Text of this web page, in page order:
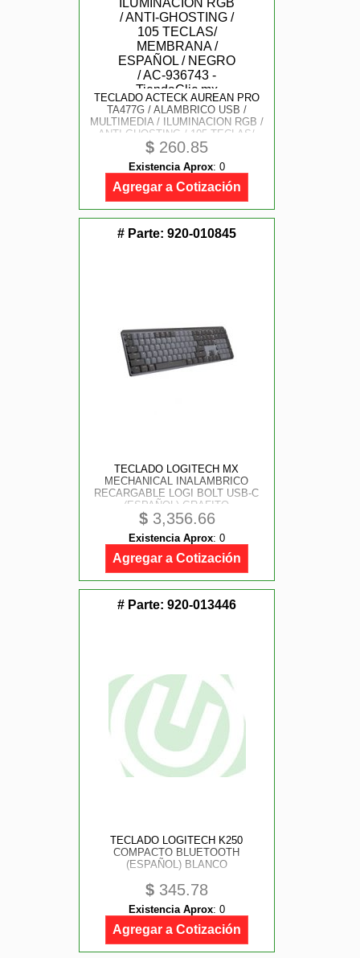
TECLADO ACTECK AUREAN PRO
TA477G / ALAMBRICO USB /
MULTIMEDIA / ILUMINACION RGB /
ANTI-GHOSTING / 105 TECLAS/
MEMBRANA / ESPAÑOL / NEGRO /
$ 260.85
Existencia Aprox: 0
Agregar a Cotización
# Parte: 920-010845
TECLADO LOGITECH MX
MECHANICAL INALAMBRICO
RECARGABLE LOGI BOLT USB-C
(ESPAÑOL) GRAFITO
$3,356.66
Existencia Aprox: 0
Agregar a Cotización
# Parte: 920-013446
TECLADO LOGITECH K250
COMPACTO BLUETOOTH
(ESPAÑOL) BLANCO
$ 345.78
Existencia Aprox: 0
Agregar a Cotización